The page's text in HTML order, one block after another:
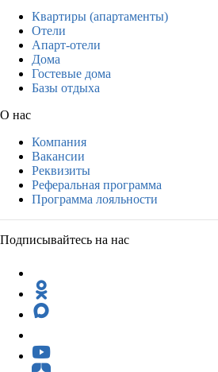
Квартиры (апартаменты)
Отели
Апарт-отели
Дома
Гостевые дома
Базы отдыха
О нас
Компания
Вакансии
Реквизиты
Реферальная программа
Программа лояльности
Подписывайтесь на нас